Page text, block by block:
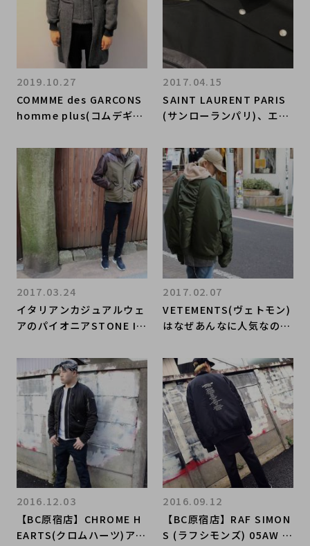
COMMME des GARCONS
homme plus(コムデギャ
燕尾型MA-1コートをお買
取りさせて頂きました。
2019.10.27
SAINT LAURENT PARIS
(サンローランパリ)、エデ
JACKETやMA-1が入
荷！！
2017.04.15
イタリアンカジュアルウェ
アのパイオニアSTONE IS
ンド）入荷しました！！
2017.03.24
VETEMENTS(ヴェトモン)
はなぜあんなに人気なの
話題のMA-1を入荷！
2017.02.07
【BC原宿店】CHROME H
EARTS(クロムハーツ)アパ
2016.12.03
【BC原宿店】RAF SIMON
S (ラフシモンズ) 05AW 入
2016.09.12